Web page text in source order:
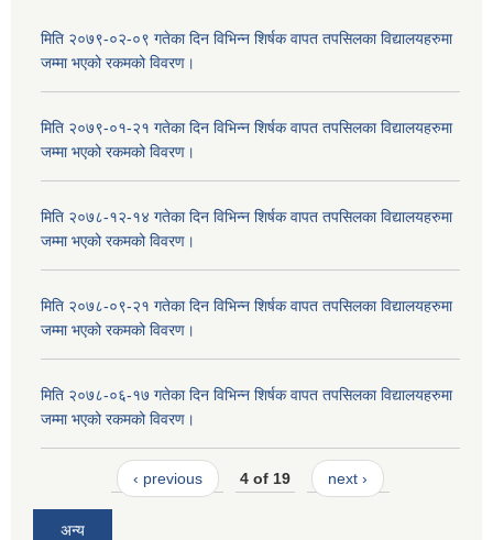
मिति २०७९-०२-०९ गतेका दिन विभिन्न शिर्षक वापत तपसिलका विद्यालयहरुमा
जम्मा भएको रकमको विवरण।
मिति २०७९-०१-२१ गतेका दिन विभिन्न शिर्षक वापत तपसिलका विद्यालयहरुमा
जम्मा भएको रकमको विवरण।
मिति २०७८-१२-१४ गतेका दिन विभिन्न शिर्षक वापत तपसिलका विद्यालयहरुमा
जम्मा भएको रकमको विवरण।
मिति २०७८-०९-२१ गतेका दिन विभिन्न शिर्षक वापत तपसिलका विद्यालयहरुमा
जम्मा भएको रकमको विवरण।
मिति २०७८-०६-१७ गतेका दिन विभिन्न शिर्षक वापत तपसिलका विद्यालयहरुमा
जम्मा भएको रकमको विवरण।
‹ previous 4 of 19 next ›
अन्य